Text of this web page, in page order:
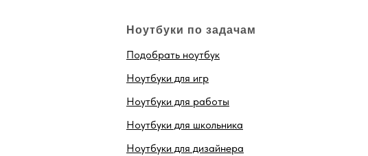
Ноутбуки по задачам
Подобрать ноутбук
Ноутбуки для игр
Ноутбуки для работы
Ноутбуки для школьника
Ноутбуки для дизайнера